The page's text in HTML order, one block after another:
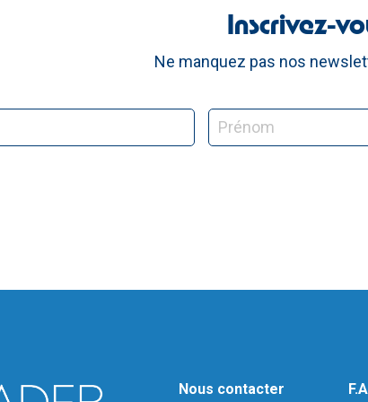
Inscrivez-
Ne manquez pas nos
Nous contacter